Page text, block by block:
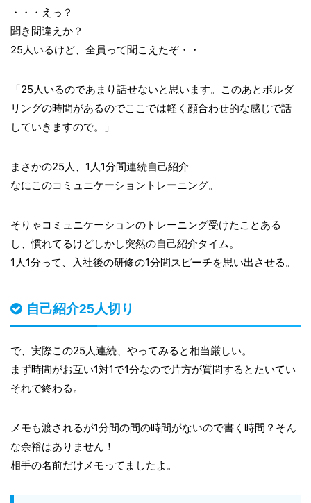
・・・えっ？
聞き間違えか？
25人いるけど、全員って聞こえたぞ・・
「25人いるのであまり話せないと思います。このあとボルダ
リングの時間があるのでここでは軽く顔合わせ的な感じで話
していきますので。」
まさかの25人、1人1分間連続自己紹介
なにこのコミュニケーショントレーニング。
そりゃコミュニケーションのトレーニング受けたことある
し、慣れてるけどしかし突然の自己紹介タイム。
1人1分って、入社後の研修の1分間スピーチを思い出させる。
自己紹介25人切り
で、実際この25人連続、やってみると相当厳しい。
まず時間がお互い1対1で1分なので片方が質問するとたいてい
それで終わる。
メモも渡されるが1分間の間の時間がないので書く時間？そん
な余裕はありません！
相手の名前だけメモってましたよ。